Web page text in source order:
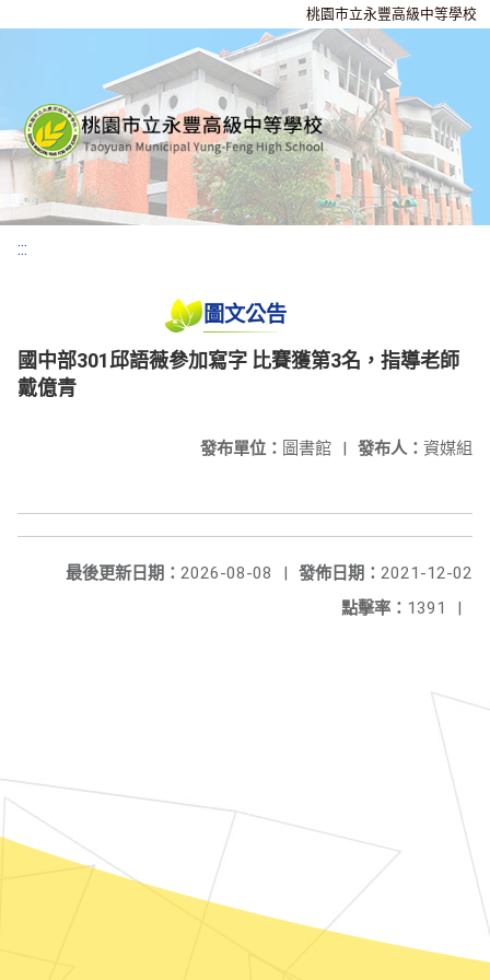
桃園市立永豐高級中等學校
:::
圖文公告
國中部301邱語薇參加寫字 比賽獲第3名，指導老師
戴億青
發布人： 資媒組
發布單位： 圖書館 |
發佈日期： 2021-12-02
最後更新日期： 2026-08-08
|
點擊率： 1391 |